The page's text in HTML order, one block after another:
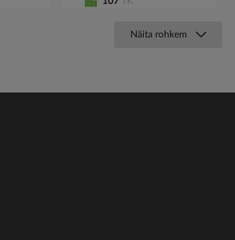
Näita rohkem